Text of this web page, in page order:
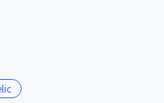
図っています（出社が難
おり、出勤時間や退勤